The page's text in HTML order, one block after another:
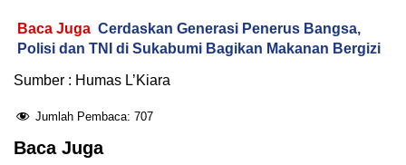
Baca Juga Cerdaskan Generasi Penerus Bangsa,
Polisi dan TNI di Sukabumi Bagikan Makanan Bergizi
Sumber : Humas L’Kiara
Jumlah Pembaca: 707
Baca Juga